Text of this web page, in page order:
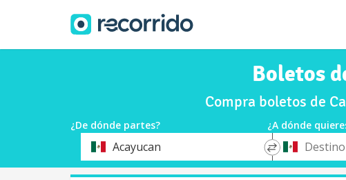
Boletos
Compra boletos de
¿De dónde partes? ¿A dónde
OrigenAcayucan
*
Destino